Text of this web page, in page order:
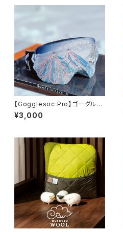
【Gogglesoc Pro】ゴーグルソ
ック RUSUTSU
¥3,000